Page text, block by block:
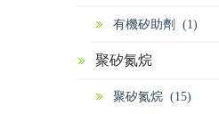
有機矽助劑 (1)
聚矽氮烷
聚矽氮烷 (15)